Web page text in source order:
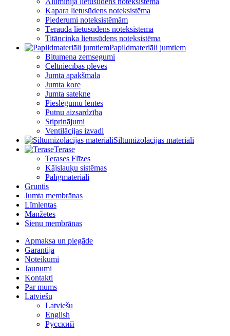
Kapara lietusūdens noteksistēma
Piederumi noteksistēmām
Tērauda lietusūdens noteksistēma
Titāncinka lietusūdens noteksistēma
Papildmateriāli jumtiem
Bitumena zemsegumi
Celtniecības plēves
Jumta apakšmala
Jumta kore
Jumta satekne
Pieslēgumu lentes
Putnu aizsardzība
Stiprinājumi
Ventilācijas izvadi
Siltumizolācijas materiāli
Terase
Terases Flīzes
Kājslauķu sistēmas
Palīgmateriāli
Gruntis
Jumta membrānas
Līmlentas
Manžetes
Sienu membrānas
Apmaksa un piegāde
Garantija
Noteikumi
Jaunumi
Kontakti
Par mums
Latviešu
Latviešu
English
Русский